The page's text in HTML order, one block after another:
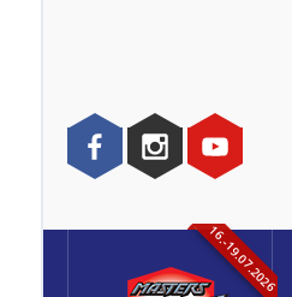
16.-19.07.2026